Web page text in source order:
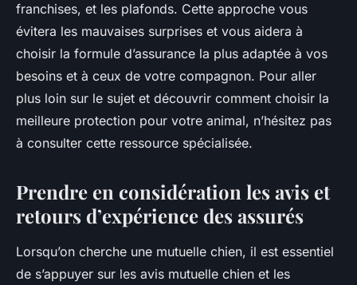
franchises, et les plafonds. Cette approche vous
évitera les mauvaises surprises et vous aidera à
choisir la formule d’assurance la plus adaptée à vos
besoins et à ceux de votre compagnon. Pour aller
plus loin sur le sujet et découvrir comment choisir la
meilleure protection pour votre animal, n’hésitez pas
à consulter cette ressource spécialisée.
Prendre en considération les avis et
retours d’expérience des assurés
Lorsqu’on cherche une mutuelle chien, il est essentiel
de s’appuyer sur les avis mutuelle chien et les